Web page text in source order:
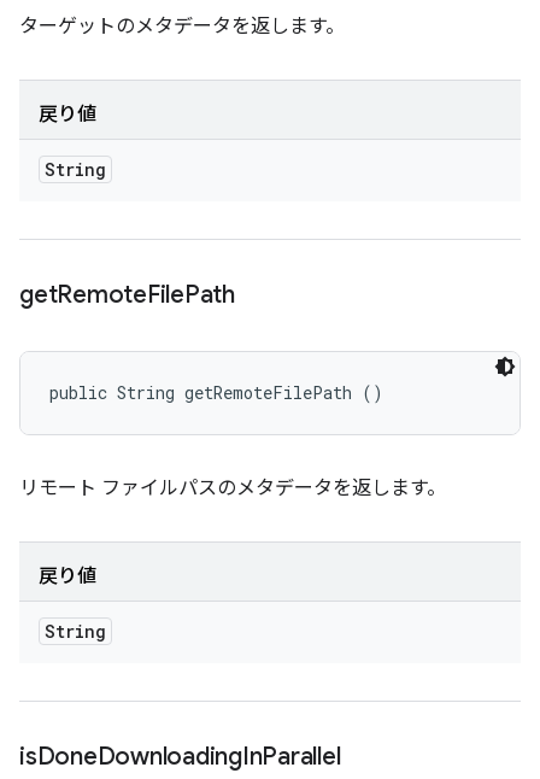
ターゲットのメタデータを返します。
戻り値
String
getRemoteFilePath
public String getRemoteFilePath ()
リモート ファイルパスのメタデータを返します。
戻り値
String
isDoneDownloadingInParallel